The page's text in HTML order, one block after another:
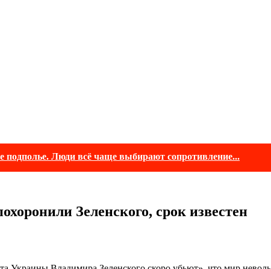
подполье. Люди всё чаще выбирают сопротивление...
Зеленского, срок известен